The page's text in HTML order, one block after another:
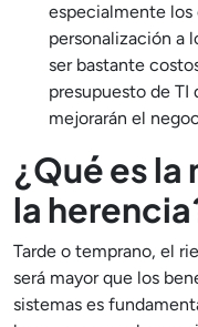
especialmente los
personalización a
ser bastante
presupuesto de TI
mejorarán el
¿Qué es
la
Tarde o temprano, el
será mayor que los
sistemas es